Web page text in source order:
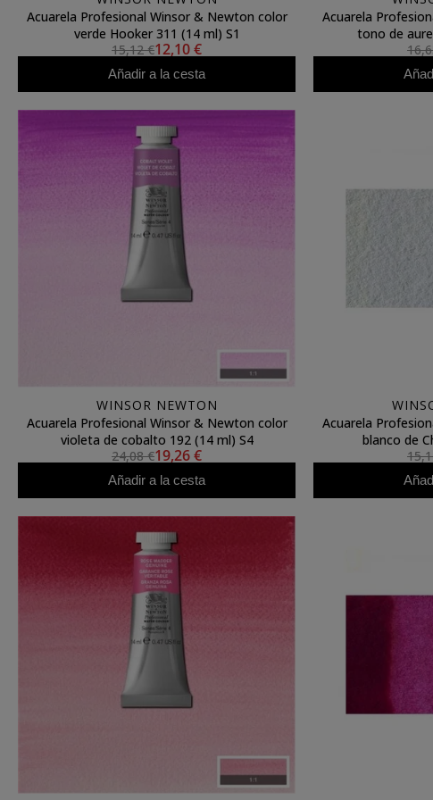
Acuarela Profesional Winsor & Newton color
verde Hooker 311 (14 ml) S1
15,12 €12,10 €
Añadir a la cesta
Acuarela
tono de
WINSOR NEWTON
Acuarela Profesional Winsor & Newton color
violeta de cobalto 192 (14 ml) S4
24,08 €19,26 €
Añadir a la cesta
Acuarela
blanco de